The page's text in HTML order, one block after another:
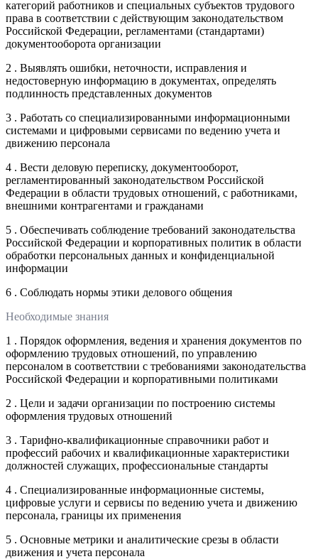
категорий работников и специальных субъектов трудового
права в соответствии с действующим законодательством
Российской Федерации, регламентами (стандартами)
документооборота организации
2 . Выявлять ошибки, неточности, исправления и
недостоверную информацию в документах, определять
подлинность представленных документов
3 . Работать со специализированными информационными
системами и цифровыми сервисами по ведению учета и
движению персонала
4 . Вести деловую переписку, документооборот,
регламентированный законодательством Российской
Федерации в области трудовых отношений, с работниками,
внешними контрагентами и гражданами
5 . Обеспечивать соблюдение требований законодательства
Российской Федерации и корпоративных политик в области
обработки персональных данных и конфиденциальной
информации
6 . Соблюдать нормы этики делового общения
Необходимые знания
1 . Порядок оформления, ведения и хранения документов по
оформлению трудовых отношений, по управлению
персоналом в соответствии с требованиями законодательства
Российской Федерации и корпоративными политиками
2 . Цели и задачи организации по построению системы
оформления трудовых отношений
3 . Тарифно-квалификационные справочники работ и
профессий рабочих и квалификационные характеристики
должностей служащих, профессиональные стандарты
4 . Специализированные информационные системы,
цифровые услуги и сервисы по ведению учета и движению
персонала, границы их применения
5 . Основные метрики и аналитические срезы в области
движения и учета персонала